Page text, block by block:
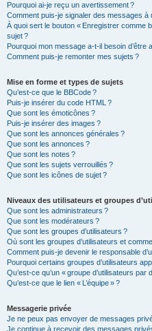
Pourquoi ai-je reçu un avertissement ?
Comment puis-je signaler des messages à
À quoi sert le bouton « Enregistrer comme
sujet ?
Pourquoi mon message a-t-il besoin d’être
Comment puis-je remonter mes sujets ?
Mise en forme et types de sujets
Qu’est-ce que le BBCode ?
Puis-je insérer du code HTML ?
Que sont les émoticônes ?
Puis-je insérer des images ?
Que sont les annonces générales ?
Que sont les annonces ?
Que sont les notes ?
Que sont les sujets verrouillés ?
Que sont les icônes de sujet ?
Niveaux des utilisateurs et groupes
Que sont les administrateurs ?
Que sont les modérateurs ?
Que sont les groupes d’utilisateurs ?
Où sont les groupes d’utilisateurs et
Comment puis-je devenir le responsable
Pourquoi certains groupes d’utilisateurs
Qu’est-ce qu’un « groupe d’utilisateurs par
Qu’est-ce que le lien « L’équipe » ?
Messagerie privée
Je ne peux pas envoyer de messages
Je continue à recevoir des messages